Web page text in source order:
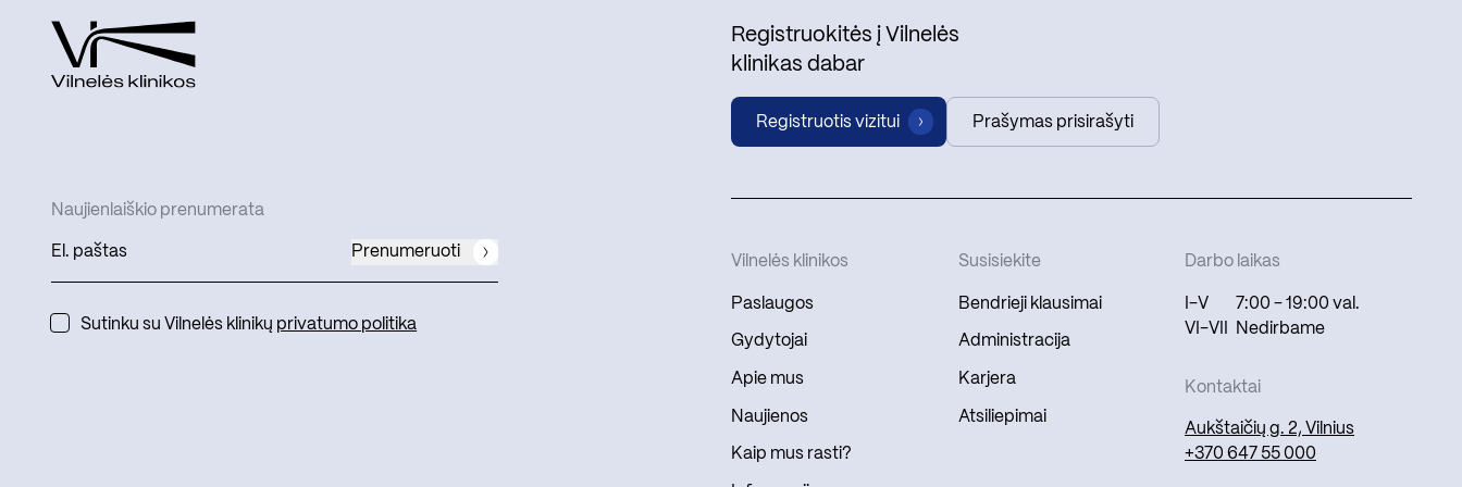
Registruokitės į Vilnelės
klinikas dabar
Registruotis vizitui Prašymas prisirašyti
Naujienlaiškio prenumerata
Prenumeruoti
Sutinku su Vilnelės klinikų privatumo politika
Vilnelės klinikos
Paslaugos
Gydytojai
Apie mus
Naujienos
Kaip mus rasti?
Susisiekite
Bendrieji klausimai
Administracija
Karjera
Atsiliepimai
Darbo laikas
I-V
7:00 - 19:00 val.
VI-VII
Nedirbame
Kontaktai
Aukštaičių g. 2, Vilnius
+370 647 55 000